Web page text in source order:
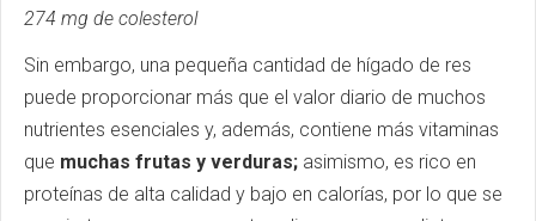
274 mg de colesterol
Sin embargo, una pequeña cantidad de hígado de res
puede proporcionar más que el valor diario de muchos
nutrientes esenciales y, además, contiene más vitaminas
que muchas frutas y verduras; asimismo, es rico en
proteínas de alta calidad y bajo en calorías, por lo que se